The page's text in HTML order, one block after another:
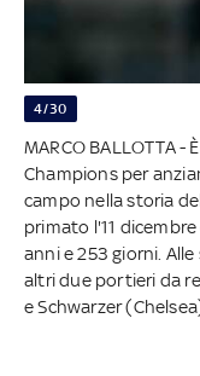
4/30
MARCO BALLOTTA -
Champions per
campo nella storia
primato l'11
anni e 253 giorni.
altri due portieri da
e Schwarzer